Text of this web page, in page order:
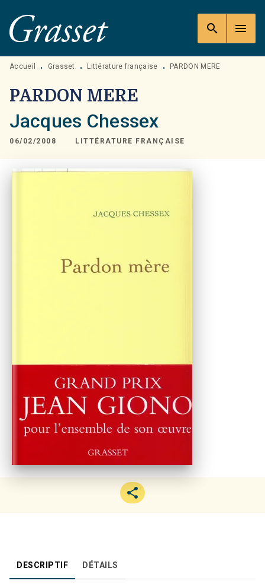
MENU RECHERCHE
PIED DE PAGE
search menu
Accueil • Grasset • Littérature française • PARDON MERE
PARDON MERE
Jacques Chessex
06/02/2008 LITTÉRATURE FRANÇAISE
DESCRIPTIF DÉTAILS